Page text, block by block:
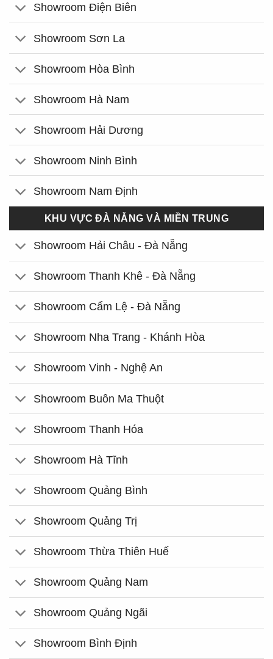
Showroom Điện Biên
Showroom Sơn La
Showroom Hòa Bình
Showroom Hà Nam
Showroom Hải Dương
Showroom Ninh Bình
Showroom Nam Định
KHU VỰC ĐÀ NẴNG VÀ MIỀN TRUNG
Showroom Hải Châu - Đà Nẵng
Showroom Thanh Khê - Đà Nẵng
Showroom Cẩm Lệ - Đà Nẵng
Showroom Nha Trang - Khánh Hòa
Showroom Vinh - Nghệ An
Showroom Buôn Ma Thuột
Showroom Thanh Hóa
Showroom Hà Tĩnh
Showroom Quảng Bình
Showroom Quảng Trị
Showroom Thừa Thiên Huế
Showroom Quảng Nam
Showroom Quảng Ngãi
Showroom Bình Định